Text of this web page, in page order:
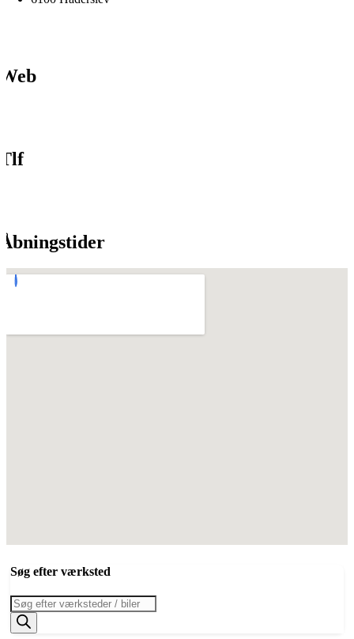
Søg efter værksted
Products
search